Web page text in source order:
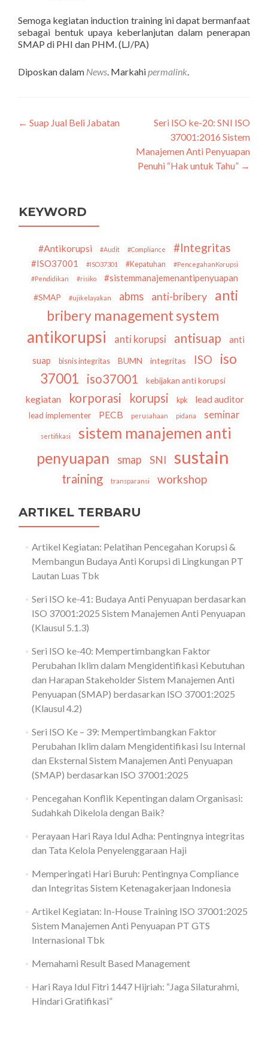
Semoga kegiatan induction training ini dapat bermanfaat
sebagai bentuk upaya keberlanjutan dalam penerapan
SMAP di PHI dan PHM. (LJ/PA)
Diposkan dalam News. Markahipermalink.
Navigasi
← Suap Jual Beli Jabatan
Seri ISO ke-20: SNI ISO
37001:2016 Sistem
Manajemen Anti Penyuapan
Penuhi “Hak untuk Tahu” →
KEYWORD
#Antikorupsi #Audit #Compliance #Integritas
#ISO37001 #ISO37301 #Kepatuhan
#PencegahanKorupsi
#Pendidikan
#risiko #sistemmanajemenantipenyuapan
#SMAP #ujikelayakan abms anti-bribery
anti
bribery management system
antikorupsi anti korupsi antisuap
anti
suap
bisnis integritas BUMN integritas ISO
iso
37001
iso37001 kebijakan anti korupsi
kegiatan korporasi korupsi kpk lead auditor
lead implementer PECB perusahaan pidana seminar
sertifikasi
sistem manajemen anti
penyuapan
smap SNI sustain
training transparansi workshop
ARTIKEL TERBARU
Artikel Kegiatan: Pelatihan Pencegahan Korupsi &
Membangun Budaya Anti Korupsi di Lingkungan PT
Lautan Luas Tbk
Seri ISO ke-41: Budaya Anti Penyuapan berdasarkan
ISO 37001:2025 Sistem Manajemen Anti Penyuapan
(Klausul 5.1.3)
Seri ISO ke-40: Mempertimbangkan Faktor
Perubahan Iklim dalam Mengidentifikasi Kebutuhan
dan Harapan Stakeholder Sistem Manajemen Anti
Penyuapan (SMAP) berdasarkan ISO 37001:2025
(Klausul 4.2)
Seri ISO Ke – 39: Mempertimbangkan Faktor
Perubahan Iklim dalam Mengidentifikasi Isu Internal
dan Eksternal Sistem Manajemen Anti Penyuapan
(SMAP) berdasarkan ISO 37001:2025
Pencegahan Konflik Kepentingan dalam Organisasi:
Sudahkah Dikelola dengan Baik?
Perayaan Hari Raya Idul Adha: Pentingnya integritas
dan Tata Kelola Penyelenggaraan Haji
Memperingati Hari Buruh: Pentingnya Compliance
dan Integritas Sistem Ketenagakerjaan Indonesia
Artikel Kegiatan: In-House Training ISO 37001:2025
Sistem Manajemen Anti Penyuapan PT GTS
Internasional Tbk
Memahami Result Based Management
Hari Raya Idul Fitri 1447 Hijriah: “Jaga Silaturahmi,
Hindari Gratifikasi”